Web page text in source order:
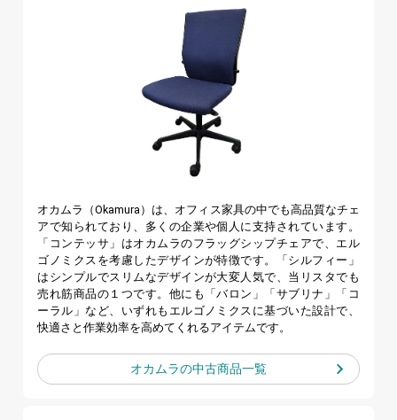
オカムラ（Okamura）は、オフィス家具の中でも高品質なチェ
アで知られており、多くの企業や個人に支持されています。
「コンテッサ」はオカムラのフラッグシップチェアで、エル
ゴノミクスを考慮したデザインが特徴です。「シルフィー」
はシンプルでスリムなデザインが大変人気で、当リスタでも
売れ筋商品の１つです。他にも「バロン」「サブリナ」「コ
ーラル」など、いずれもエルゴノミクスに基づいた設計で、
快適さと作業効率を高めてくれるアイテムです。
オカムラの中古商品一覧